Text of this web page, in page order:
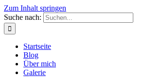
Zum Inhalt springen
Suche nach:
Startseite
Blog
Über mich
Galerie